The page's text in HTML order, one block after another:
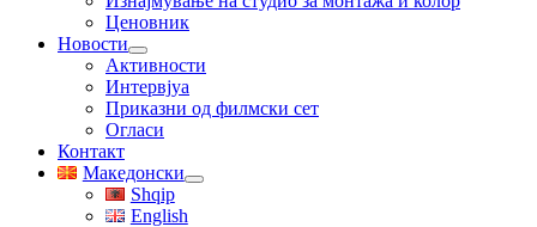
Ценовник
Новости
Активности
Интервјуа
Приказни од филмски сет
Огласи
Контакт
Македонски
Shqip
English